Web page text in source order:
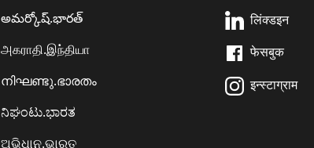
అమర్కోష్.భారత్
அகராதி.இந்தியா
നിഘണ്ടു.ഭാരതം
ನಿಘಂಟು.ಭಾರತ
ଅଭିଧାନ.ଭାରତ
लिंक्डइन
फेसबुक
इन्स्टाग्राम